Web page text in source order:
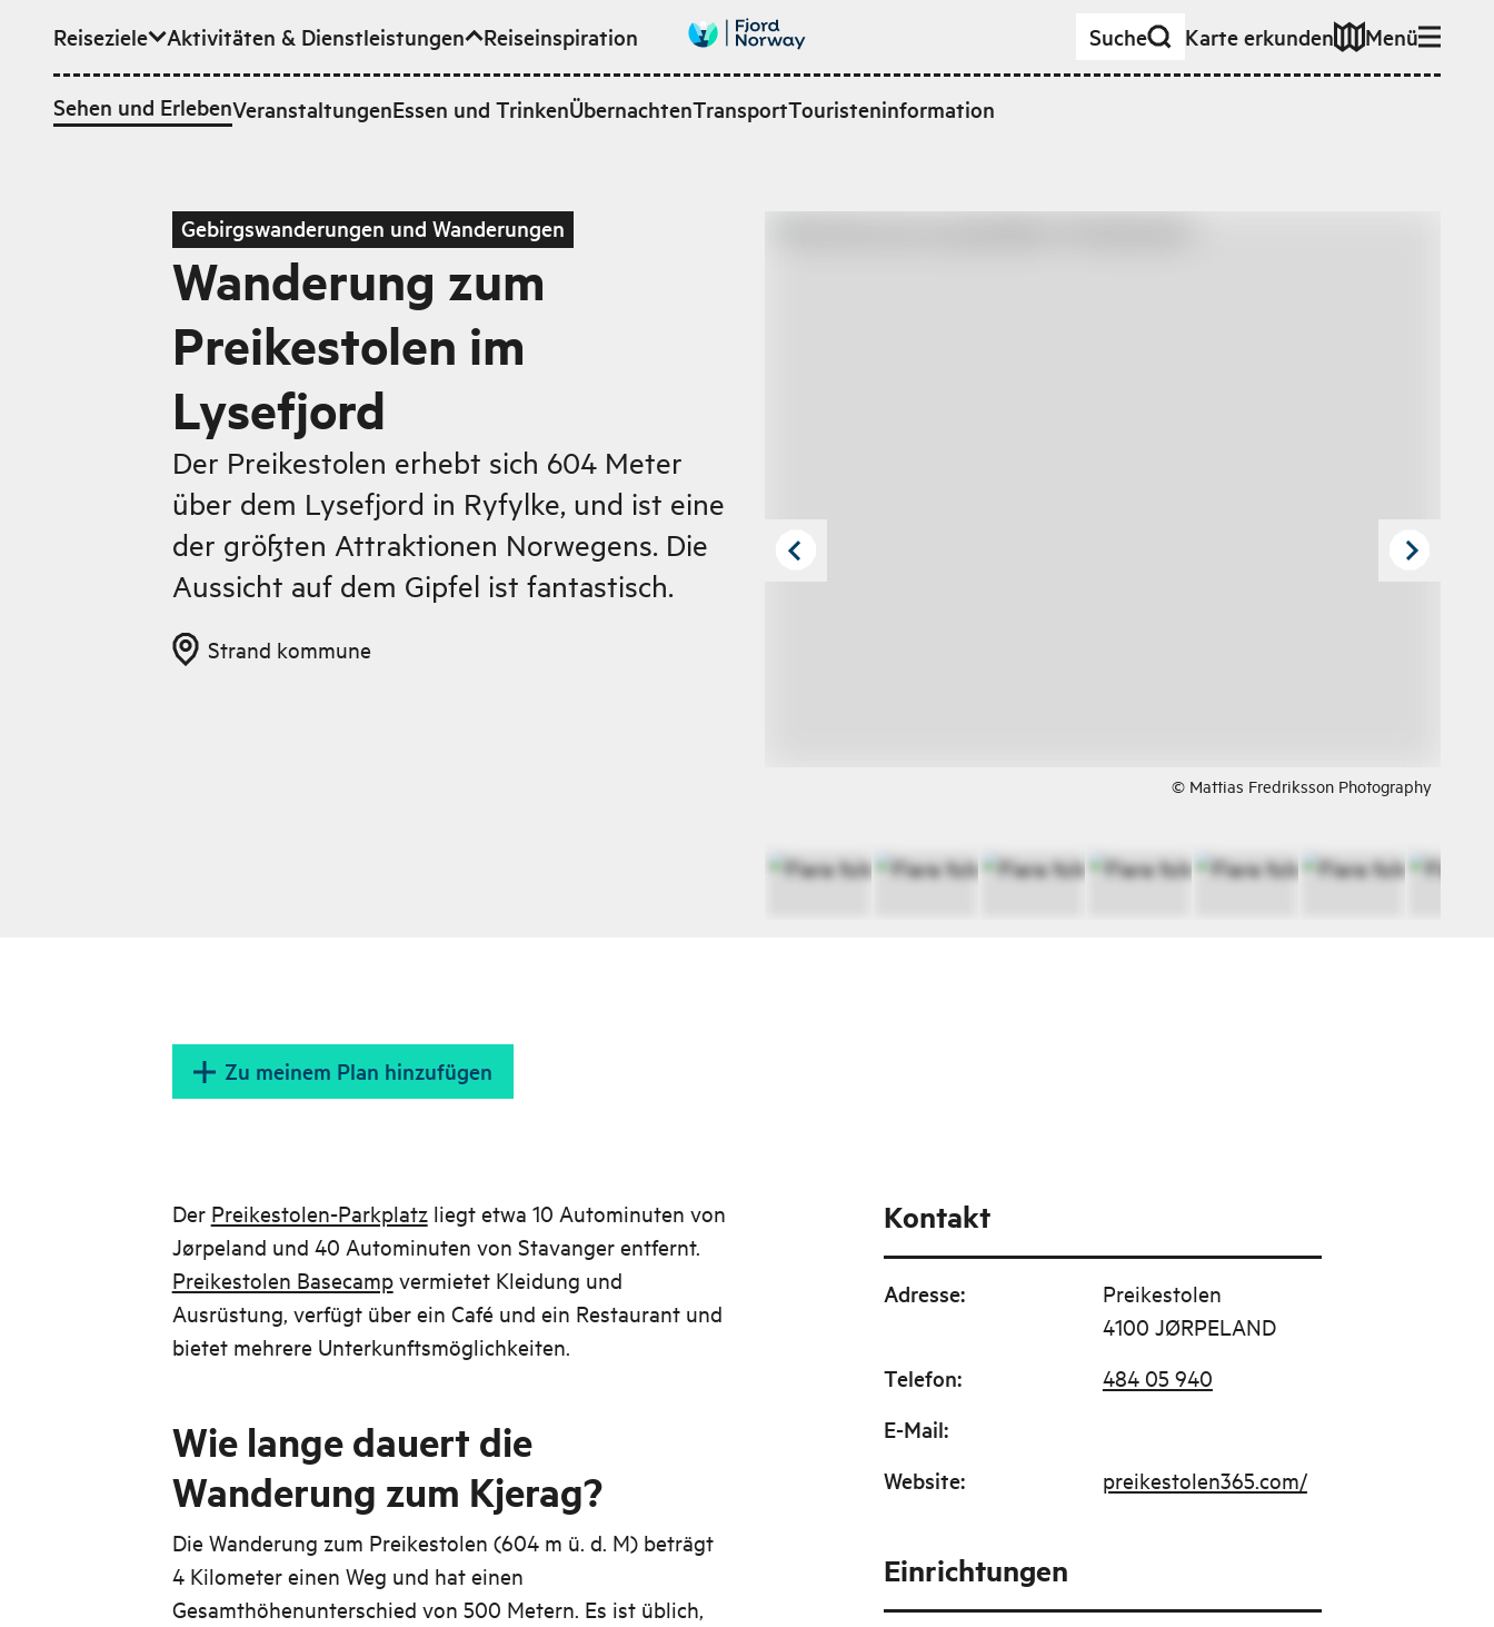
Zum Hauptinhalt
Reiseziele Aktivitäten & Dienstleistungen
Sehen und ErlebenVeranstaltungenEssen und TrinkenÜbernachtenTransportTouristeninformation
Reiseinspiration Suche Karte erkunden Menü
Gebirgswanderungen und Wanderungen
Wanderung zum
Preikestolen im
Lysefjord
Der Preikestolen erhebt sich 604 Meter
über dem Lysefjord in Ryfylke, und ist eine
der größten Attraktionen Norwegens. Die
Aussicht auf dem Gipfel ist fantastisch.
Strand kommune
© Mattias Fredriksson Photography
Zu meinem Plan hinzufügen
Der Preikestolen-Parkplatzliegt etwa 10 Autominuten von
Jørpeland und 40 Autominuten von Stavanger entfernt.
Preikestolen Basecampvermietet Kleidung und
Ausrüstung, verfügt über ein Café und ein Restaurant und
bietet mehrere Unterkunftsmöglichkeiten.
Wie lange dauert die
Wanderung zum Kjerag?
Die Wanderung zum Preikestolen (604 m ü. d. M) beträgt
4 Kilometer einen Weg und hat einen
Gesamthöhenunterschied von 500 Metern. Es ist üblich,
Kontakt
Adresse:
Preikestolen
4100 JØRPELAND
Telefon: 484 05 940
E-Mail:
Website: preikestolen365.com/
Einrichtungen